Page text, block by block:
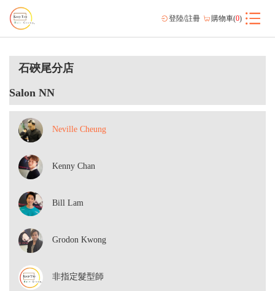
登陸/註冊 購物車(0)
石硤尾分店
Salon NN
Neville Cheung
Kenny Chan
Bill Lam
Grodon Kwong
非指定髮型師